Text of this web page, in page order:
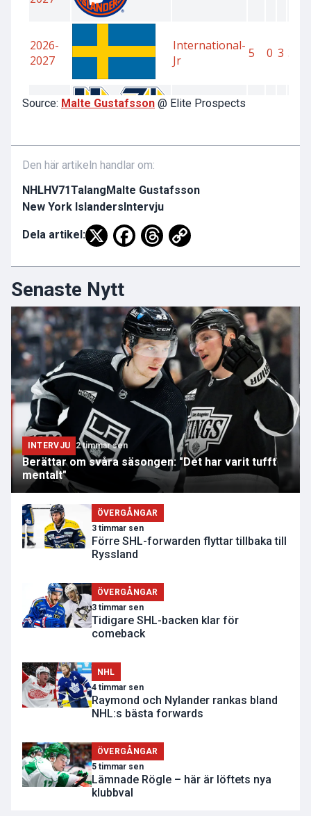
Source: Malte Gustafsson @ Elite Prospects
Den här artikeln handlar om:
NHLHV71Talang Malte Gustafsson
New York Islanders Intervju
Dela artikel:
Senaste Nytt
INTERVJU 2 timmar sen
Berättar om svåra säsongen: "Det har varit tufft
mentalt"
ÖVERGÅNGAR
3 timmar sen
Förre SHL-forwarden flyttar tillbaka till
Ryssland
ÖVERGÅNGAR
3 timmar sen
Tidigare SHL-backen klar för
comeback
NHL
4 timmar sen
Raymond och Nylander rankas bland
NHL:s bästa forwards
ÖVERGÅNGAR
5 timmar sen
Lämnade Rögle – här är löftets nya
klubbval